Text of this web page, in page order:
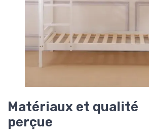
Matériaux et qualité
perçue